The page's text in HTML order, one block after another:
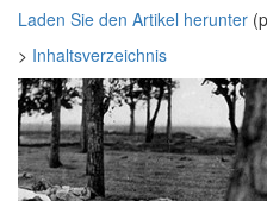
Laden Sie den Artikel herunter
> Inhaltsverzeichnis